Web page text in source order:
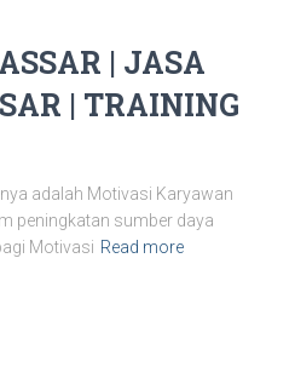
| JASA
| TRAINING
adalah Motivasi Karyawan
peningkatan sumber daya
Motivasi Read more